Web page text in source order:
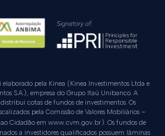
pela Kinea (Kinea Investimentos Ltda e
S.A.), empresa do Grupo Itaú Unibanco. A
cotas de fundos de investimentos. Os
pela Comissão de Valores Mobiliários –
Cidadão em www.cvm.gov.br). Os fundos de
a investidores qualificados possuem lâminas